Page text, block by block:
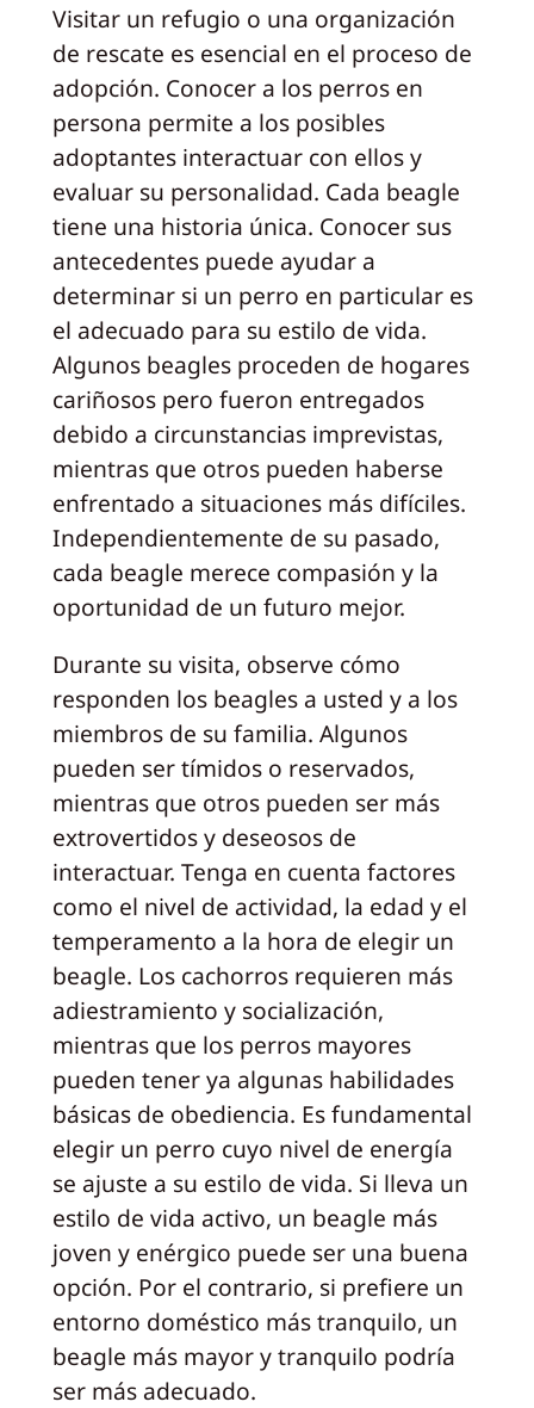
Visitar un refugio o una organización
de rescate es esencial en el proceso de
adopción. Conocer a los perros en
persona permite a los posibles
adoptantes interactuar con ellos y
evaluar su personalidad. Cada beagle
tiene una historia única. Conocer sus
antecedentes puede ayudar a
determinar si un perro en particular es
el adecuado para su estilo de vida.
Algunos beagles proceden de hogares
cariñosos pero fueron entregados
debido a circunstancias imprevistas,
mientras que otros pueden haberse
enfrentado a situaciones más difíciles.
Independientemente de su pasado,
cada beagle merece compasión y la
oportunidad de un futuro mejor.
Durante su visita, observe cómo
responden los beagles a usted y a los
miembros de su familia. Algunos
pueden ser tímidos o reservados,
mientras que otros pueden ser más
extrovertidos y deseosos de
interactuar. Tenga en cuenta factores
como el nivel de actividad, la edad y el
temperamento a la hora de elegir un
beagle. Los cachorros requieren más
adiestramiento y socialización,
mientras que los perros mayores
pueden tener ya algunas habilidades
básicas de obediencia. Es fundamental
elegir un perro cuyo nivel de energía
se ajuste a su estilo de vida. Si lleva un
estilo de vida activo, un beagle más
joven y enérgico puede ser una buena
opción. Por el contrario, si prefiere un
entorno doméstico más tranquilo, un
beagle más mayor y tranquilo podría
ser más adecuado.